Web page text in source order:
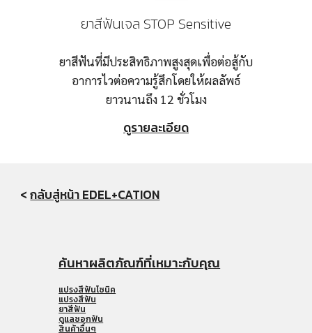
ยาสีฟันเจล STOP Sensitive
ยาสีฟันที่มีประสิทธิภาพสูงสุดเพื่อต่อสู้กับ
อาการไวต่อความรู้สึกโดยให้ผลลัพธ์
ยาวนานถึง 12 ชั่วโมง
ดูรายละเอียด
< กลับสู่หน้า EDEL+CATION
ค้นหาผลิตภัณฑ์ที่เหมาะกับคุณ
แปรงสีฟันโซนิค
แปรงสีฟัน
ยาสีฟัน
ดูแลซอกฟัน
สินค้าอื่นๆ